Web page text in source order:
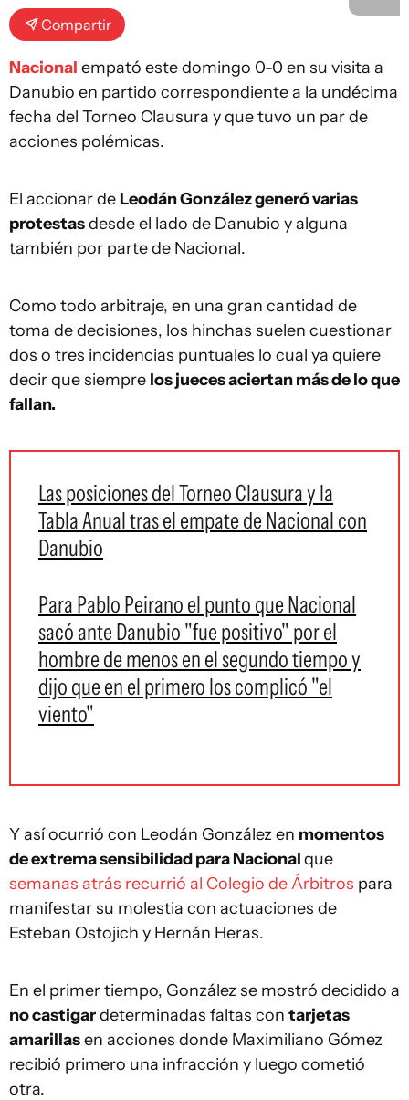
Compartir
Nacional empató este domingo 0-0 en su visita a
Danubio en partido correspondiente a la undécima
fecha del Torneo Clausura y que tuvo un par de
acciones polémicas.
El accionar de Leodán González generó varias
protestasdesde el lado de Danubio y alguna
también por parte de Nacional.
Como todo arbitraje, en una gran cantidad de
toma de decisiones, los hinchas suelen cuestionar
dos o tres incidencias puntuales lo cual ya quiere
decir que siempre los jueces aciertan más de lo que
fallan.
Las posiciones del Torneo Clausura y la
Tabla Anual tras el empate de Nacional con
Danubio
Para Pablo Peirano el punto que Nacional
sacó ante Danubio "fue positivo" por el
hombre de menos en el segundo tiempo y
dijo que en el primero los complicó "el
viento"
Y así ocurrió con Leodán González en momentos
de extrema sensibilidad para Nacionalque
semanas atrás recurrió al Colegio de Árbitros para
manifestar su molestia con actuaciones de
Esteban Ostojich y Hernán Heras.
En el primer tiempo, González se mostró decidido a
no castigardeterminadas faltas con tarjetas
amarillasen acciones donde Maximiliano Gómez
recibió primero una infracción y luego cometió
otra.